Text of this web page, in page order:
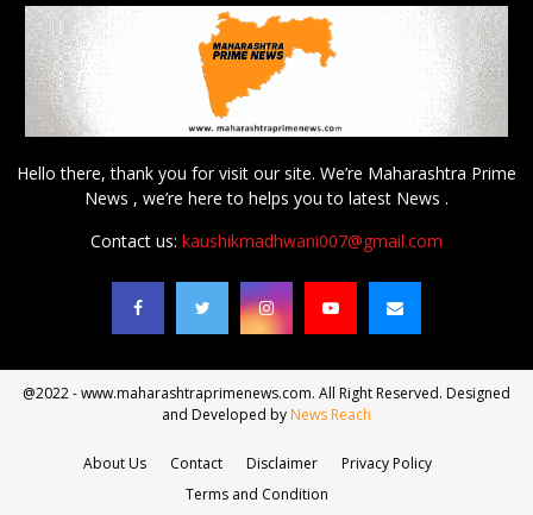
Hello there, thank you for visit our site. We’re Maharashtra Prime
News , we’re here to helps you to latest News .
Contact us: kaushikmadhwani007@gmail.com
@2022 - www.maharashtraprimenews.com. All Right Reserved. Designed
and Developed by News Reach
About Us Contact Disclaimer
Privacy Policy
Terms and Condition